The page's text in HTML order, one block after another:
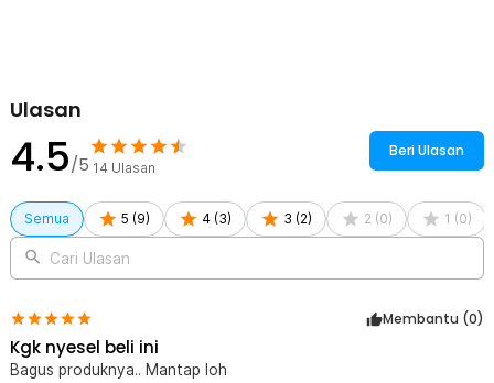
Ulasan
4.5/5 14 Ulasan
Beri Ulasan
Semua 5 (9) 4 (3) 3 (2) 2 (0) 1 (0)
Cari Ulasan
Membantu (0)
Kgk nyesel beli ini
Bagus produknya.. Mantap loh